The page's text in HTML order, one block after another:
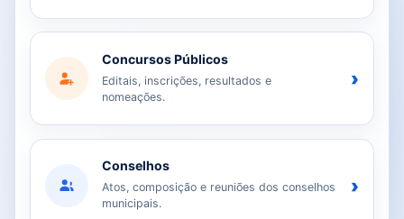
Concursos Públicos
Editais, inscrições, resultados e
nomeações.
›
Conselhos
Atos, composição e reuniões dos conselhos
municipais.
›